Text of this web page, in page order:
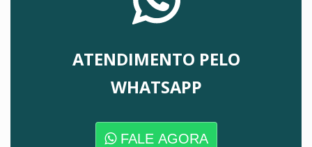
ATENDIMENTO PELO
WHATSAPP
FALE AGORA